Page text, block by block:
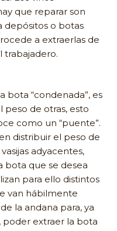
que reparar son
depósitos o botas
a extraerlas de
trabajadero.
bota “condenada”, es
peso de otras, esto
como un “puente”.
distribuir el peso de
adyacentes,
bota que se desea
para ello distintos
van hábilmente
la andana para, ya
poder extraer la bota